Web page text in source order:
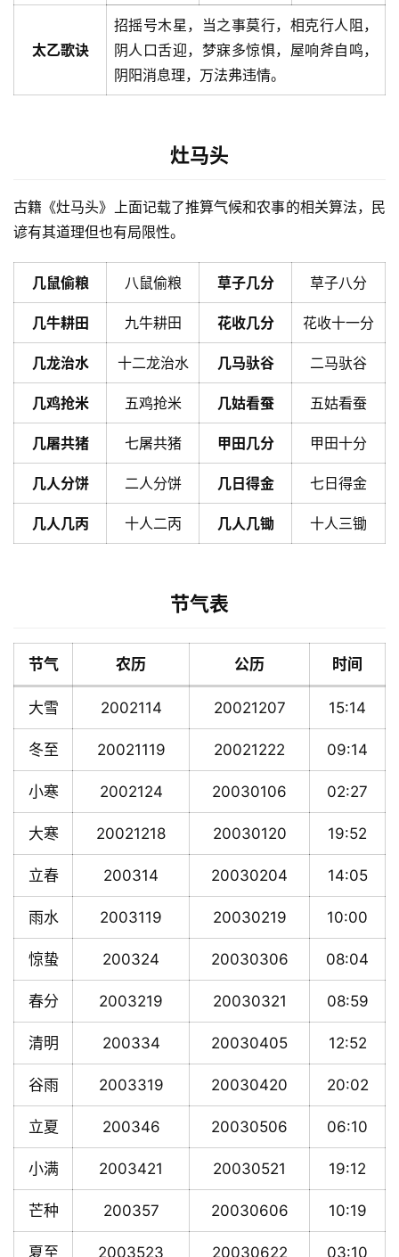
太乙歌诀
招摇号木星，当之事莫行，相克行人阻，
阴人口舌迎，梦寐多惊惧，屋响斧自鸣，
阴阳消息理，万法弗违情。
灶马头
古籍《灶马头》上面记载了推算气候和农事的相关算法，民
谚有其道理但也有局限性。
几鼠偷粮 八鼠偷粮 草子几分 草子八分
几牛耕田 九牛耕田 花收几分 花收十一分
几龙治水 十二龙治水 几马驮谷 二马驮谷
几鸡抢米 五鸡抢米 几姑看蚕 五姑看蚕
几屠共猪 七屠共猪 甲田几分 甲田十分
几人分饼 二人分饼 几日得金 七日得金
几人几丙 十人二丙 几人几锄 十人三锄
节气表
节气 农历 公历 时间
大雪 2002114 20021207 15:14
冬至 20021119 20021222 09:14
小寒 2002124 20030106 02:27
大寒 20021218 20030120 19:52
立春 200314 20030204 14:05
雨水 2003119 20030219 10:00
惊蛰 200324 20030306 08:04
春分 2003219 20030321 08:59
清明 200334 20030405 12:52
谷雨 2003319 20030420 20:02
立夏 200346 20030506 06:10
小满 2003421 20030521 19:12
芒种 200357 20030606 10:19
夏至 2003523 20030622 03:10